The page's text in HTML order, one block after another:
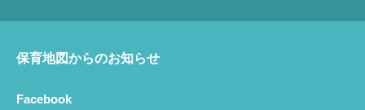
保育地図からのお知らせ
Facebook